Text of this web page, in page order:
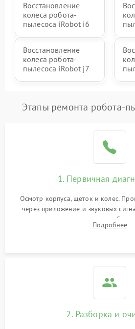
Восстановление
колеса робота-
пылесоса iRobot i6
Восстановление
колеса робота-
пылесоса iRobot j7
Этапы ремонта робота-
1. Первичная
Осмотр корпуса, щеток и колес.
через приложение и звуковых
аккумулятора и тестирование
Оценка работы лидара, бампера и
Подробнее
2. Разборка и